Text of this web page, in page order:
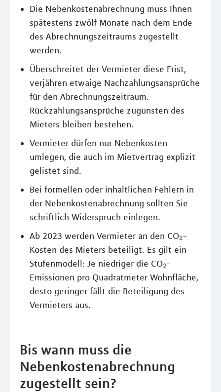
Die Nebenkostenabrechnung muss Ihnen
spätestens zwölf Monate nach dem Ende
des Abrechnungszeitraums zugestellt
werden.
Überschreitet der Vermieter diese Frist,
verjähren etwaige Nachzahlungsansprüche
für den Abrechnungszeitraum.
Rückzahlungsansprüche zugunsten des
Mieters bleiben bestehen.
Vermieter dürfen nur Nebenkosten
umlegen, die auch im Mietvertrag explizit
gelistet sind.
Bei formellen oder inhaltlichen Fehlern in
der Nebenkostenabrechnung sollten Sie
schriftlich Widerspruch einlegen.
Ab 2023 werden Vermieter an den CO₂-
Kosten des Mieters beteiligt. Es gilt ein
Stufenmodell: Je niedriger die CO₂-
Emissionen pro Quadratmeter Wohnfläche,
desto geringer fällt die Beteiligung des
Vermieters aus.
Bis wann muss die
Nebenkostenabrechnung
zugestellt sein?